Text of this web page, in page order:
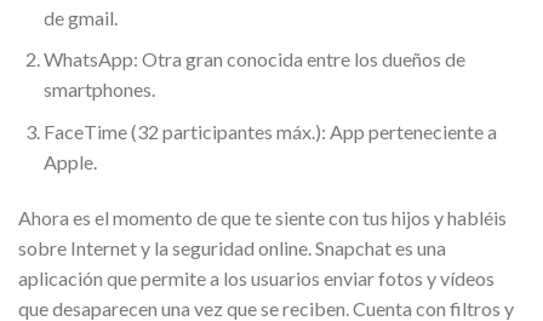
de gmail.
WhatsApp: Otra gran conocida entre los dueños de
smartphones.
FaceTime (32 participantes máx.): App perteneciente a
Apple.
Ahora es el momento de que te siente con tus hijos y habléis
sobre Internet y la seguridad online. Snapchat es una
aplicación que permite a los usuarios enviar fotos y vídeos
que desaparecen una vez que se reciben. Cuenta con filtros y